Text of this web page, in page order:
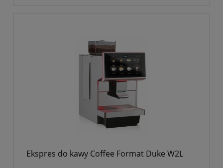
Ekspres do kawy Coffee Format Duke W2L